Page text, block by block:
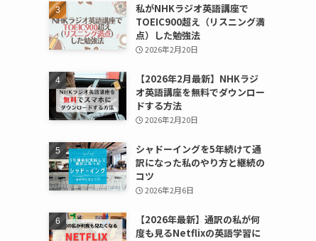
私がNHKラジオ英語講座で
TOEIC900超え（リスニング満
点）した勉強法
2026年2月20日
【2026年2月最新】NHKラジ
オ英語講座を無料でダウンロー
ドする方法
2026年2月20日
シャドーイングを5年続けて通
訳になった私のやり方と継続の
コツ
2026年2月6日
【2026年最新】通訳の私が何
度も見るNetflixの英語学習に